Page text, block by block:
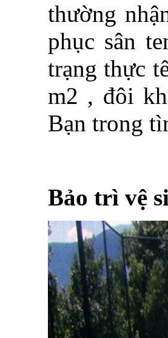
thường
phục sân
trạng thực
m2 , đôi
Bạn trong
Bảo trì vệ